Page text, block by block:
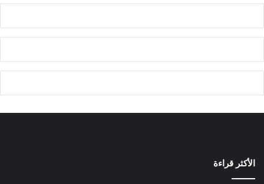
الأكثر قراءة